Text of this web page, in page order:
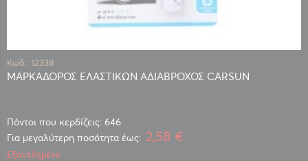
Κωδ.: 12338
ΜΑΡΚΑΔΟΡΟΣ ΕΛΑΣΤΙΚΩΝ ΑΔΙΑΒΡΟΧΟΣ CARSUN
Πόντοι που κερδίζεις: 646
Για μεγαλύτερη ποσότητα έως: 2,58 €
Εξαντλημένο